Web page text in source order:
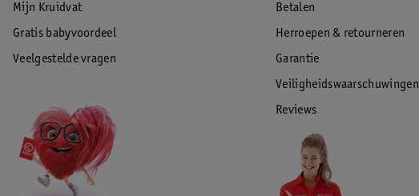
Mijn Kruidvat
Gratis babyvoordeel
Veelgestelde vragen
Betalen
Herroepen & retourneren
Garantie
Veiligheidswaarschuwingen
Reviews